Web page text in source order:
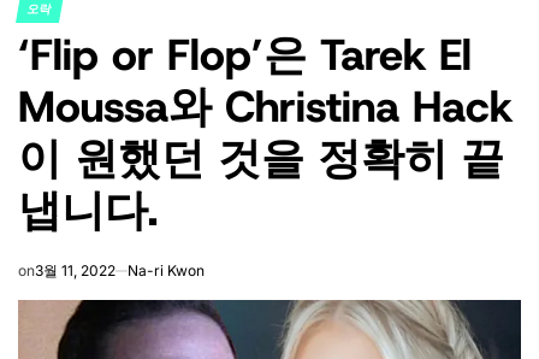
POSTED
IN
오락
‘Flip or Flop’은 Tarek El
Moussa와 Christina Hack
이 원했던 것을 정확히 끝
냅니다.
on3월 11, 2022 Na-ri Kwon